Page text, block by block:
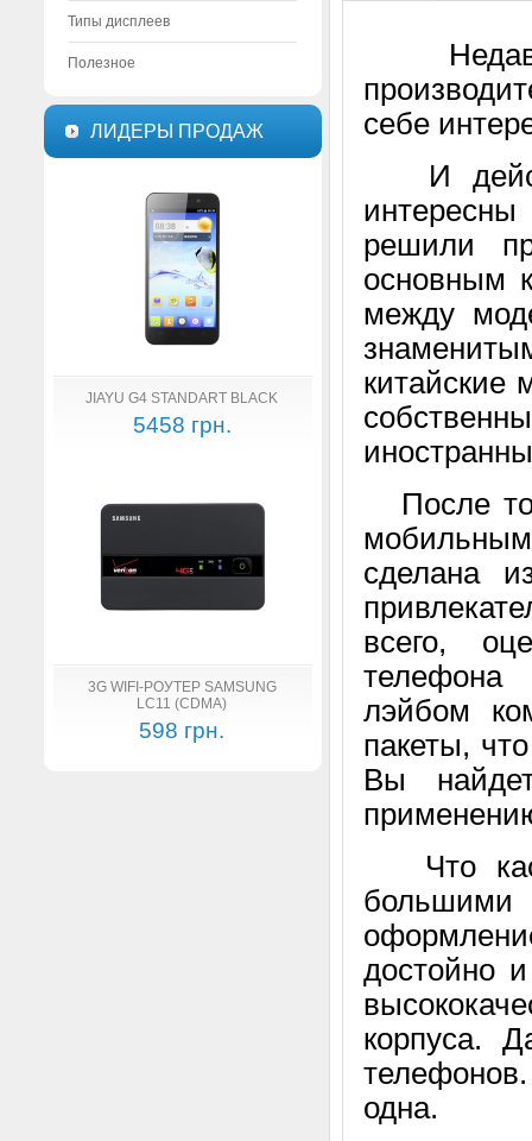
Типы дисплеев
Полезное
ЛИДЕРЫ ПРОДАЖ
JIAYU G4 STANDART BLACK
5458 грн.
3G WIFI-РОУТЕР SAMSUNG
LC11 (CDMA)
598 грн.
себе
И
решили
основным
между
китайские
После
сделана
всего,
телефона
лэйбом
пакеты,
Вы
Что
достойно
корпуса.
одна.